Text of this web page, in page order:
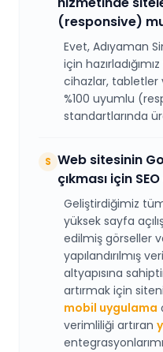
(responsive)
Evet, Adıyaman
için
cihazlar, tabletler
%100 uyumlu
standartlarında
S Web sitesinin
çıkması için
Geliştirdiğimiz
yüksek sayfa
edilmiş görseller
yapılandırılmış
altyapısına
artırmak için
mobil uygulama
verimliliği artıran